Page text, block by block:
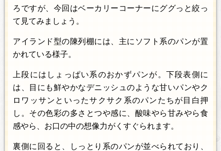
ろですが、今回はベーカリーコーナーにググっと絞っ
て見てみましょう。
アイランド型の陳列棚には、主にソフト系のパンが置
かれている様子。
上段にはしょっぱい系のおかずパンが。下段表側に
は、目にも鮮やかなデニッシュのような甘いパンやク
ロワッサンといったサクサク系のパンたちが目白押
し。その色彩の多さとつや感に、酸味やら甘みやら食
感やら、お口の中の想像力がくすぐられます。
裏側に回ると、しっとり系のパンが並べられており、